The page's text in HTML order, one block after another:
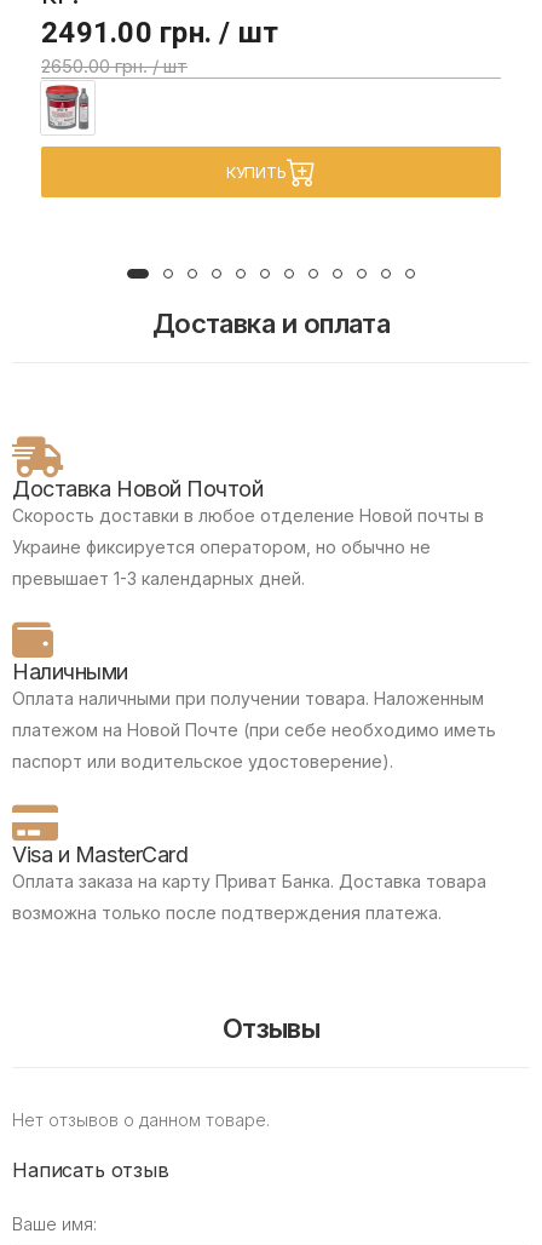
2491.00 грн. / шт
2650.00 грн. / шт
КУПИТЬ
Доставка и оплата
Доставка Новой Почтой
Скорость доставки в любое отделение Новой почты в
Украине фиксируется оператором, но обычно не
превышает 1-3 календарных дней.
Наличными
Оплата наличными при получении товара. Наложенным
платежом на Новой Почте (при себе необходимо иметь
паспорт или водительское удостоверение).
Visa и MasterCard
Оплата заказа на карту Приват Банка. Доставка товара
возможна только после подтверждения платежа.
Отзывы
Нет отзывов о данном товаре.
Написать отзыв
Ваше имя: